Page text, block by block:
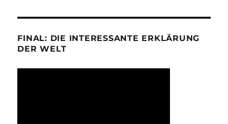
FINAL: DIE INTERESSANTE ERKLÄRUNG
DER WELT